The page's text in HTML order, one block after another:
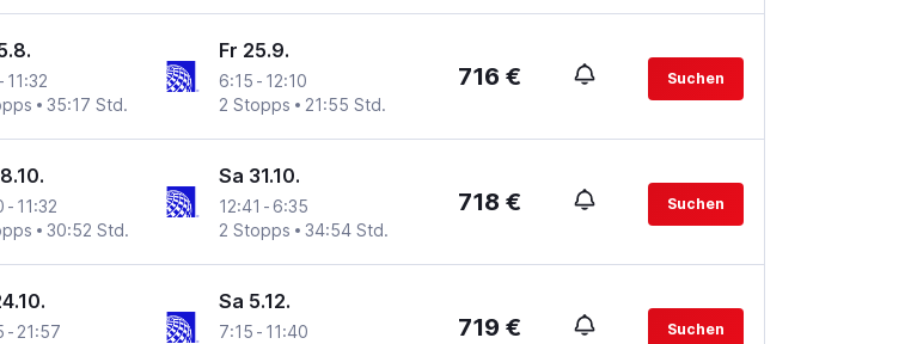
- 11:32
35:17 Std.
Fr 25.9.
6:15 - 12:10
2 Stopps
21:55 Std.
716 € Suchen
- 11:32
30:52 Std.
Sa 31.10.
12:41 - 6:35
2 Stopps
34:54 Std.
718 € Suchen
- 21:57
Sa 5.12.
7:15 - 11:40
719 € Suchen